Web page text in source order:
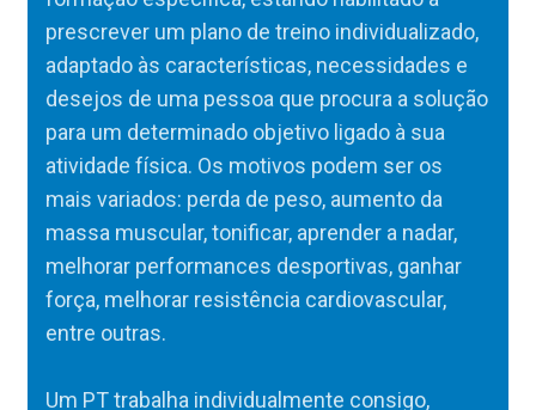
prescrever um plano de treino individualizado,
adaptado às características, necessidades e
desejos de uma pessoa que procura a solução
para um determinado objetivo ligado à sua
atividade física. Os motivos podem ser os
mais variados: perda de peso, aumento da
massa muscular, tonificar, aprender a nadar,
melhorar performances desportivas, ganhar
força, melhorar resistência cardiovascular,
entre outras.
Um PT trabalha individualmente consigo,